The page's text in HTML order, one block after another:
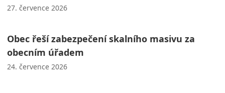
27. července 2026
Obec řeší zabezpečení skalního masivu za
obecním úřadem
24. července 2026